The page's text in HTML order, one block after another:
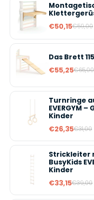
€50,15€59,00
Das Brett
€55,25€65,00
Turnringe
EVERGYM
Kinder
€26,35€31,00
Strickleiter
BusyKids
Kinder
€33,15€39,00